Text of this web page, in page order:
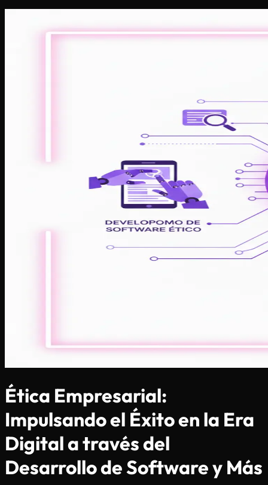
Ética Empresarial:
Impulsando el Éxito en la Era
Digital a través del
Desarrollo de Software y Más